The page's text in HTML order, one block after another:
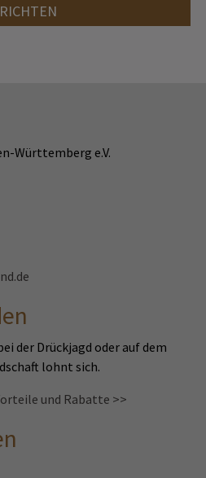
Württemberg e.V.
der Drückjagd oder auf dem
lohnt sich.
und Rabatte >>